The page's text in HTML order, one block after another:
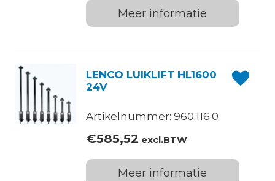
Meer informatie
LENCO LUIKLIFT HL1600
24V
Artikelnummer: 960.116.0
€585,52 excl.BTW
Meer informatie